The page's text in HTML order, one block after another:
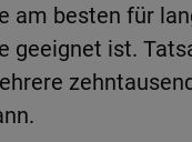
am besten für
geeignet ist.